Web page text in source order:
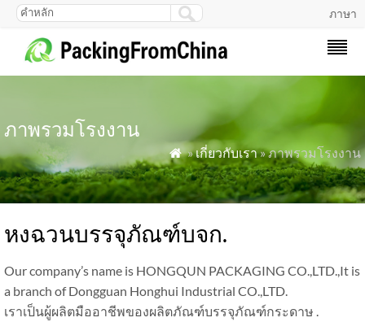
ภาษา
ภาพรวมโรงงาน
 »เกี่ยวกับเรา» ภาพรวมโรงงาน
หงฉวนบรรจุภัณฑ์บจก.
Our company’s name is HONGQUN PACKAGING CO.,LTD.,It is
a branch of Dongguan Honghui Industrial CO.,LTD.
เราเป็นผู้ผลิตมืออาชีพของผลิตภัณฑ์บรรจุภัณฑ์กระดาษ .